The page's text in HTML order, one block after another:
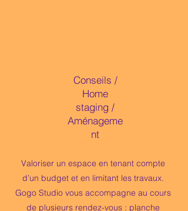
Conseils /
Home
staging /
Aménageme
nt
Valoriser un espace en tenant compte
d’un budget et en limitant les travaux.
Gogo Studio vous accompagne au cours
de plusieurs rendez-vous : planche